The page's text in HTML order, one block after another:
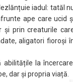
iadul: tatăl
ape care ucid
și prin creaturile
aligatori fioroși
la
dar și propria viață.